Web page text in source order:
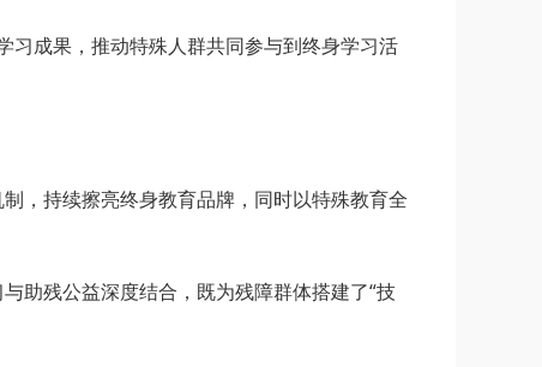
习成果，推动特殊人群共同参与到终身学习活
，持续擦亮终身教育品牌，同时以特殊教育全
助残公益深度结合，既为残障群体搭建了“技